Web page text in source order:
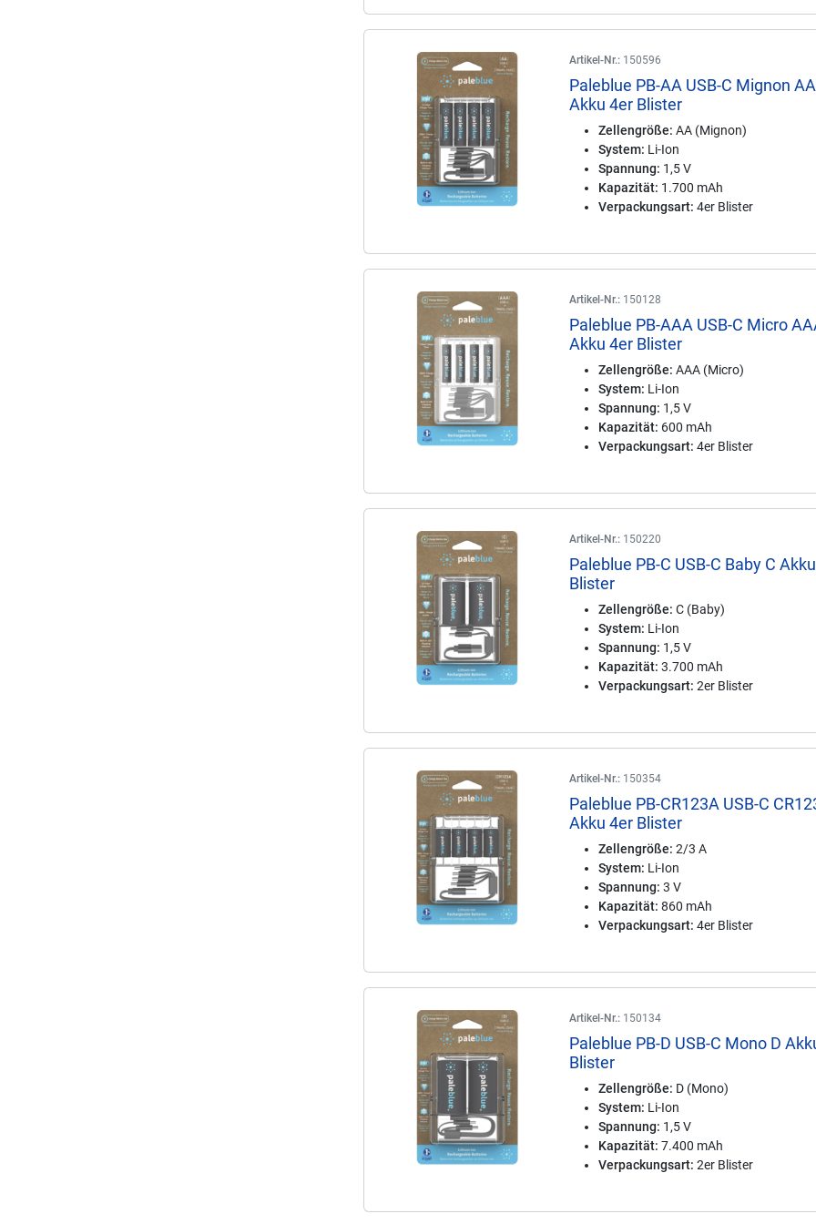
Artikel-Nr.: 150596
Paleblue PB-AA USB-C Mignon AA
Akku 4er Blister
Zellengröße: AA (Mignon)
System: Li-Ion
Spannung: 1,5 V
Kapazität: 1.700 mAh
Verpackungsart: 4er Blister
Artikel-Nr.: 150128
Paleblue PB-AAA USB-C Micro
Akku 4er Blister
Zellengröße: AAA (Micro)
System: Li-Ion
Spannung: 1,5 V
Kapazität: 600 mAh
Verpackungsart: 4er Blister
Artikel-Nr.: 150220
Paleblue PB-C USB-C Baby C
Blister
Zellengröße: C (Baby)
System: Li-Ion
Spannung: 1,5 V
Kapazität: 3.700 mAh
Verpackungsart: 2er Blister
Artikel-Nr.: 150354
Paleblue PB-CR123A USB-C
Akku 4er Blister
Zellengröße: 2/3 A
System: Li-Ion
Spannung: 3 V
Kapazität: 860 mAh
Verpackungsart: 4er Blister
Artikel-Nr.: 150134
Paleblue PB-D USB-C Mono D
Blister
Zellengröße: D (Mono)
System: Li-Ion
Spannung: 1,5 V
Kapazität: 7.400 mAh
Verpackungsart: 2er Blister